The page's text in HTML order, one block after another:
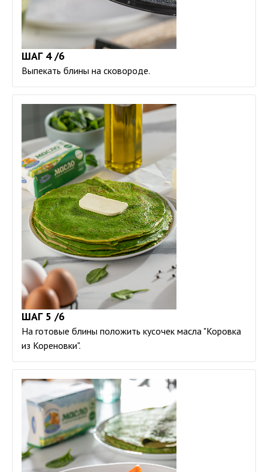
ШАГ 4 /6
Выпекать блины на сковороде.
ШАГ 5 /6
На готовые блины положить кусочек масла "Коровка
из Кореновки".